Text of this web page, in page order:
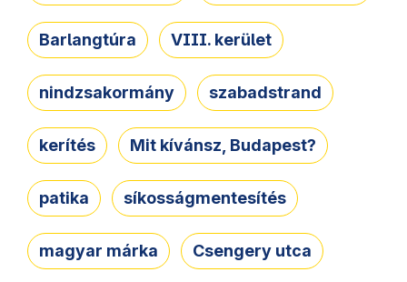
Barlangtúra VIII. kerület
nindzsakormány szabadstrand
kerítés Mit kívánsz, Budapest?
patika síkosságmentesítés
magyar márka Csengery utca